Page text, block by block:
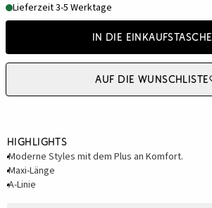
Lieferzeit 3-5 Werktage
In die Einkaufstasche
Auf die Wunschliste
Highlights
Moderne Styles mit dem Plus an Komfort.
Maxi-Länge
A-Linie